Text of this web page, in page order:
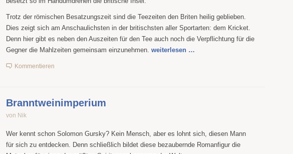
Trotz der römischen Besatzungszeit sind die Teezeiten den Briten heilig geblieben.
Dies zeigt sich am Anschaulichsten in der britischsten aller Sportarten: dem Kricket.
Denn hier gibt es neben den Auszeiten für den Tee auch noch die Verpflichtung für die
Gegner die Mahlzeiten gemeinsam einzunehmen. weiterlesen …
Kommentieren
Branntweinimperium
von Nik
Wer kennt schon Solomon Gursky? Kein Mensch, aber es lohnt sich, diesen Mann
für sich zu entdecken. Denn schließlich bildet diese bezaubernde Romanfigur die